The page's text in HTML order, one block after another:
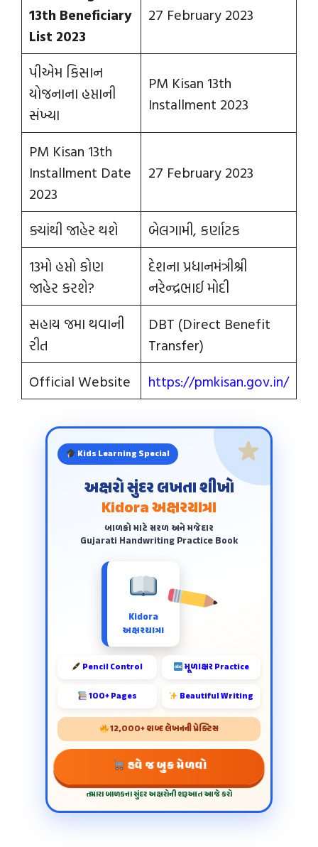
13th Beneficiary
List 2023
27 February 2023
પીએમ કિસાન
યોજનાના હપ્તાની
સંખ્યા
PM Kisan 13th
Installment 2023
PM Kisan 13th
Installment Date
2023
27 February 2023
ક્યાંથી જાહેર થશે
બેલગામી, કર્ણાટક
13મો હપ્તો કોણ
જાહેર કરશે?
દેશના પ્રધાનમંત્રીશ્રી
નરેન્‍દ્રભાઈ મોદી
સહાય જમા થવાની
રીત
DBT (Direct Benefit
Transfer)
Official Website
https://pmkisan.gov.in/
Kids Learning Special
અક્ષરો સુંદર લખતા શીખો
Kidora અક્ષરયાત્રા
બાળકો માટે સરળ અને મજેદાર
Gujarati Handwriting Practice Book
Kidora
અક્ષરયાત્રા
Pencil Control મૂળાક્ષર Practice
100+ Pages Beautiful Writing
12,000+ શબ્દ લેખનની પ્રેક્ટિસ
હવે જ બુક મેળવો
તમારા બાળકના સુંદર અક્ષરોની શરૂઆત આજે કરો